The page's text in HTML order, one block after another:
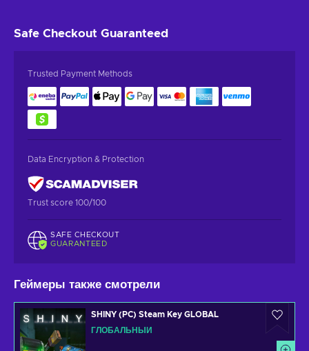
Safe Checkout Guaranteed
Trusted Payment Methods
Data Encryption & Protection
Trust score 100/100
SAFE CHECKOUT
GUARANTEED
Геймеры также смотрели
SHINY (PC) Steam Key GLOBAL
ГЛОБАЛЬНЫЙ